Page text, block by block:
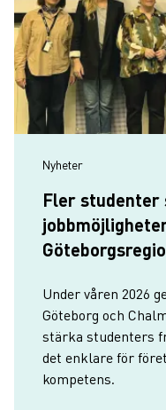
Nyheter
Fler studenter
Under våren 2026
Göteborg och
stärka studenters
det enklare för
kompetens.